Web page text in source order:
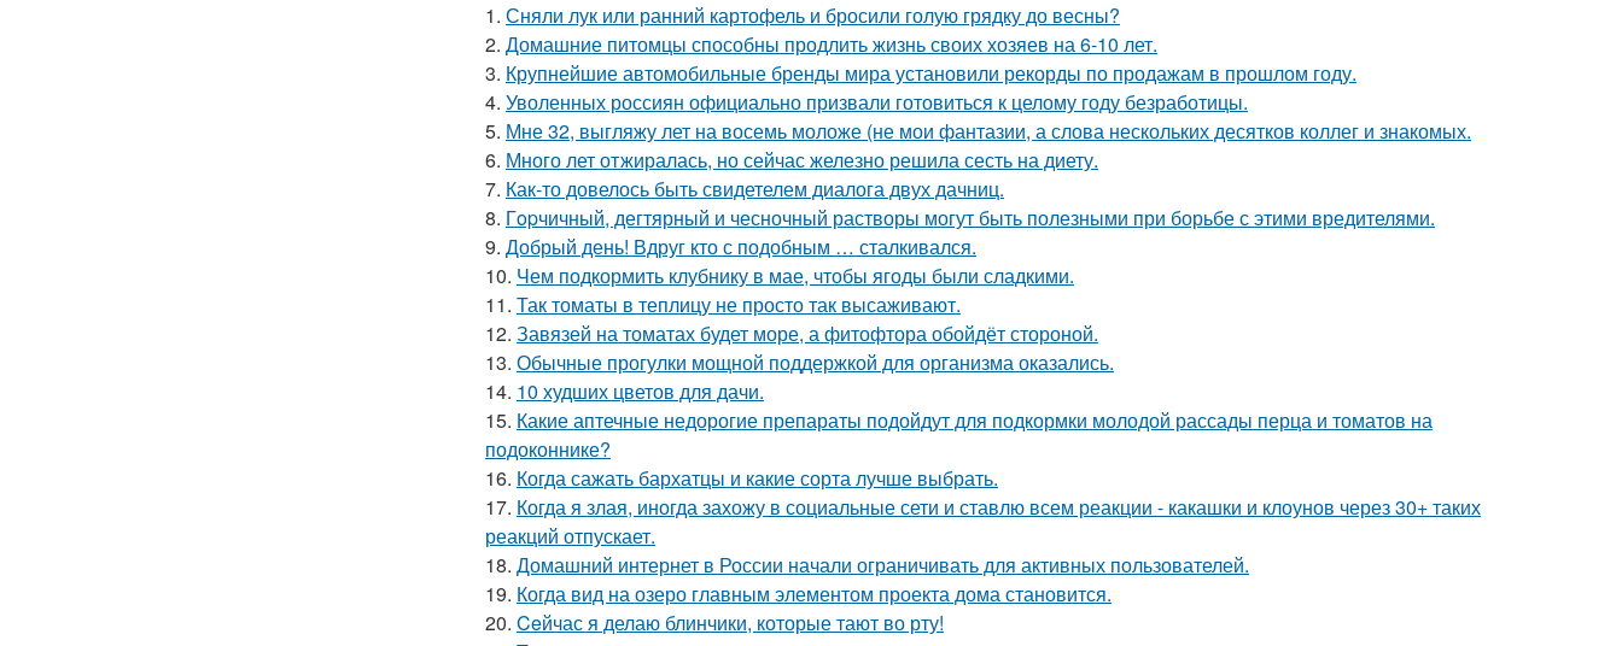
1. Сняли лук или ранний картофель и бросили голую грядку до весны?
2. Домашние питомцы способны продлить жизнь своих хозяев на 6-10 лет.
3. Крупнейшие автомобильные бренды мира установили рекорды по продажам в прошлом году.
4. Уволенных россиян официально призвали готовиться к целому году безработицы.
5. Мне 32, выгляжу лет на восемь моложе (не мои фантазии, а слова нескольких десятков коллег и знакомых.
6. Много лет отжиралась, но сейчас железно решила сесть на диету.
7. Как-то довелось быть свидетелем диалога двух дачниц.
8. Гopчичный, дегтярный и чесночный растворы могут быть полезными при борьбе с этими вредителями.
9. Добрый день! Вдруг кто с подобным … сталкивался.
10. Чем подкормить клубнику в мае, чтобы ягоды были сладкими.
11. Так томаты в теплицу не просто так высаживают.
12. Завязей на томатах будет море, а фитофтора обойдёт стороной.
13. Обычные прогулки мощной поддержкой для организма оказались.
14. 10 худших цветов для дачи.
15. Какие аптечные недорогие препараты подойдут для подкормки молодой рассады перца и томатов на
подоконнике?
16. Когда сажать бархатцы и какие сорта лучше выбрать.
17. Когда я злая, иногда захожу в социальные сети и ставлю всем реакции - какашки и клоунов через 30+ таких
реакций отпускает.
18. Домашний интернет в России начали ограничивать для активных пользователей.
19. Когда вид на озеро главным элементом проекта дома становится.
20. Ceйчас я делаю блинчики, которые тают во рту!